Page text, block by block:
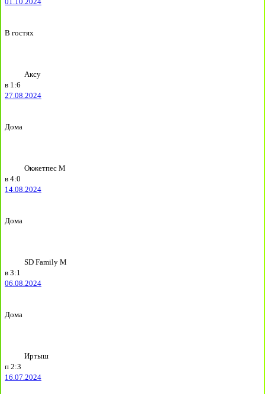
В гостях
Аксу
в 1:6
27.08.2024
Дома
Окжетпес М
в 4:0
14.08.2024
Дома
SD Family М
в 3:1
06.08.2024
Дома
Иртыш
п 2:3
16.07.2024